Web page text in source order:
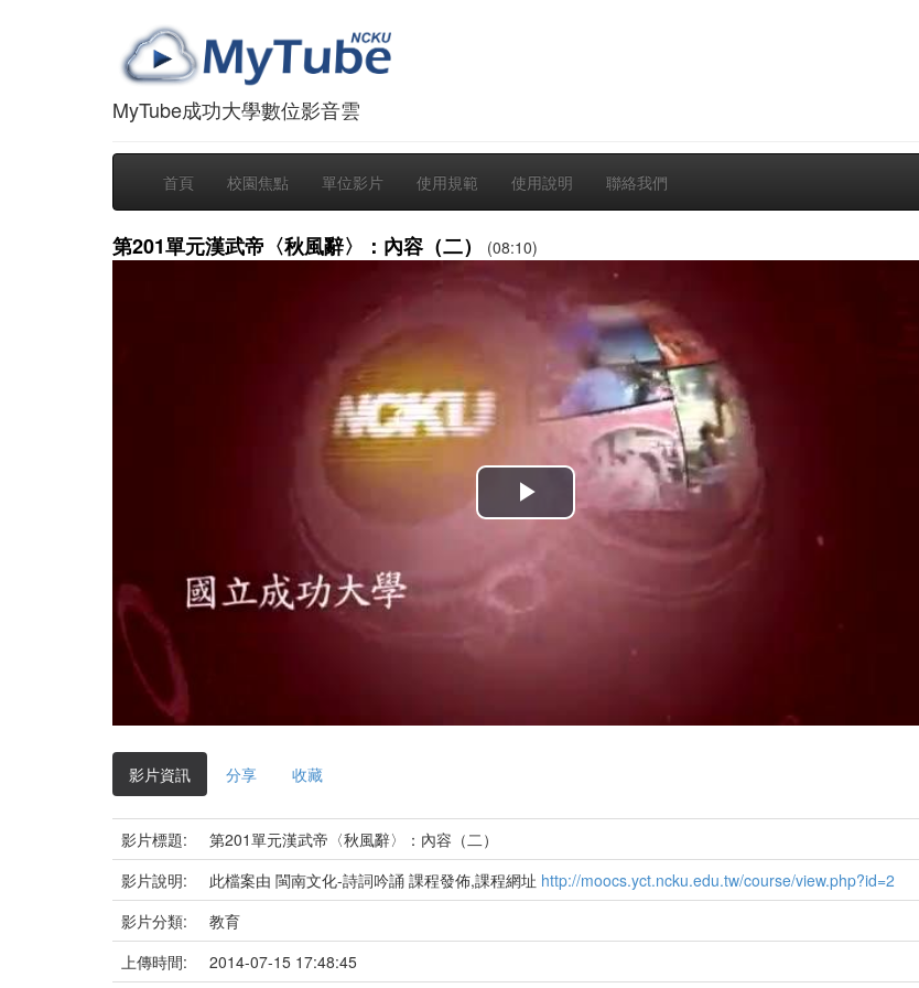
MyTube成功大學數位影音雲
首頁 校園焦點 單位影片 使用規範 使用說明 聯絡我們
第201單元漢武帝〈秋風辭〉：內容（二） (08:10)
播
放
影
影片資訊 分享 收藏
影片標題:
第201單元漢武帝〈秋風辭〉：內容（二）
影片說明:
此檔案由 閩南文化-詩詞吟誦 課程發佈,課程網址 http://moocs.yct.ncku.edu.tw/course/view.php?id=2
影片分類:
教育
上傳時間:
2014-07-15 17:48:45